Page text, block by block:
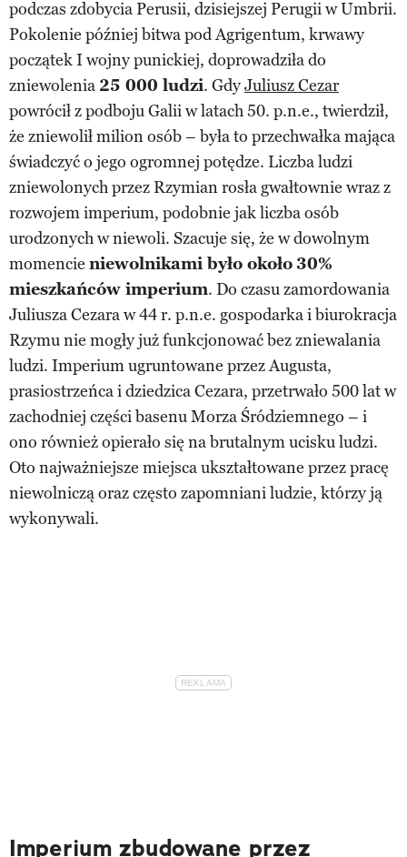
podczas zdobycia Perusii, dzisiejszej Perugii w Umbrii.
Pokolenie później bitwa pod Agrigentum, krwawy
początek I wojny punickiej, doprowadziła do
zniewolenia 25 000 ludzi. GdyJuliusz Cezar
powrócił z podboju Galii w latach 50. p.n.e., twierdził,
że zniewolił milion osób – była to przechwałka mająca
świadczyć o jego ogromnej potędze. Liczba ludzi
zniewolonych przez Rzymian rosła gwałtownie wraz z
rozwojem imperium, podobnie jak liczba osób
urodzonych w niewoli. Szacuje się, że w dowolnym
momencie niewolnikami było około30%
mieszkańców imperium. Do czasu zamordowania
Juliusza Cezara w 44 r. p.n.e. gospodarka i biurokracja
Rzymu nie mogły już funkcjonować bez zniewalania
ludzi. Imperium ugruntowane przez Augusta,
prasiostrzeńca i dziedzica Cezara, przetrwało 500 lat w
zachodniej części basenu Morza Śródziemnego – i
ono również opierało się na brutalnym ucisku ludzi.
Oto najważniejsze miejsca ukształtowane przez pracę
niewolniczą oraz często zapomniani ludzie, którzy ją
wykonywali.
Imperium zbudowane przez